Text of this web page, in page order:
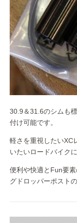
30.9＆31.6のシムも
付け可能です。
軽さを重視したいXC
いたいロードバイク
便利や快適とFun要
グドロッパーポストの